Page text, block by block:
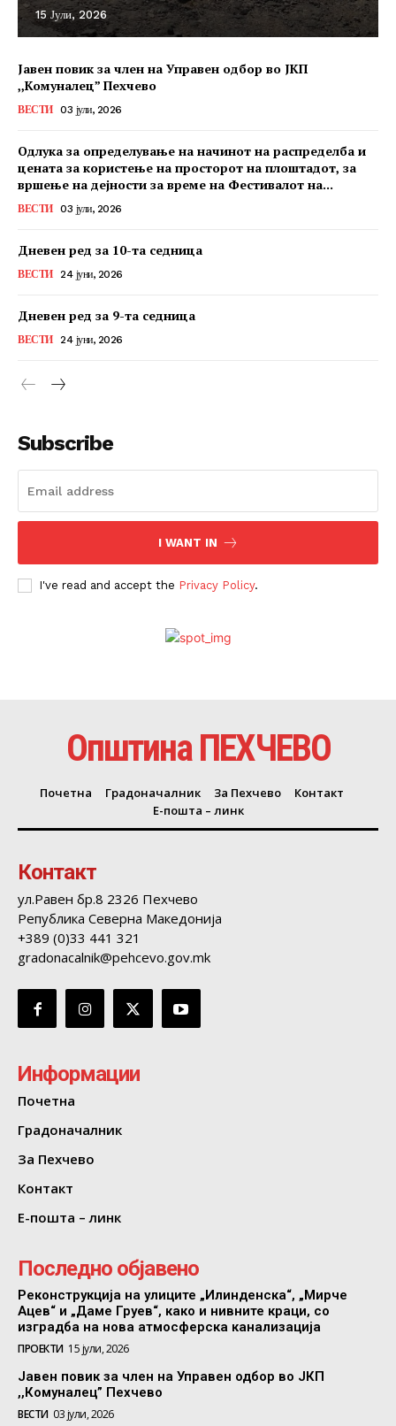
15 Јули, 2026
Јавен повик за член на Управен одбор во ЈКП
,,Комуналец” Пехчево
ВЕСТИ 03 јули, 2026
Одлука за определување на начинот на распределба и
цената за користење на просторот на плоштадот, за
вршење на дејности за време на Фестивалот на...
ВЕСТИ 03 јули, 2026
Дневен ред за 10-та седница
ВЕСТИ 24 јуни, 2026
Дневен ред за 9-та седница
ВЕСТИ 24 јуни, 2026
Subscribe
I WANT IN
I've read and accept the Privacy Policy.
Општина ПЕХЧЕВО
Почетна Градоначалник За Пехчево
Контакт
Е-пошта – линк
Контакт
ул.Равен бр.8 2326 Пехчево
Република Северна Македонија
+389 (0)33 441 321
gradonacalnik@pehcevo.gov.mk
Информации
Почетна
Градоначалник
За Пехчево
Контакт
Е-пошта – линк
Последно објавено
Реконструкција на улиците „Илинденска“, „Мирче
Ацев“ и „Даме Груев“, како и нивните краци, со
изградба на нова атмосферска канализација
ПРОЕКТИ 15 јули, 2026
Јавен повик за член на Управен одбор во ЈКП
,,Комуналец” Пехчево
ВЕСТИ 03 јули, 2026